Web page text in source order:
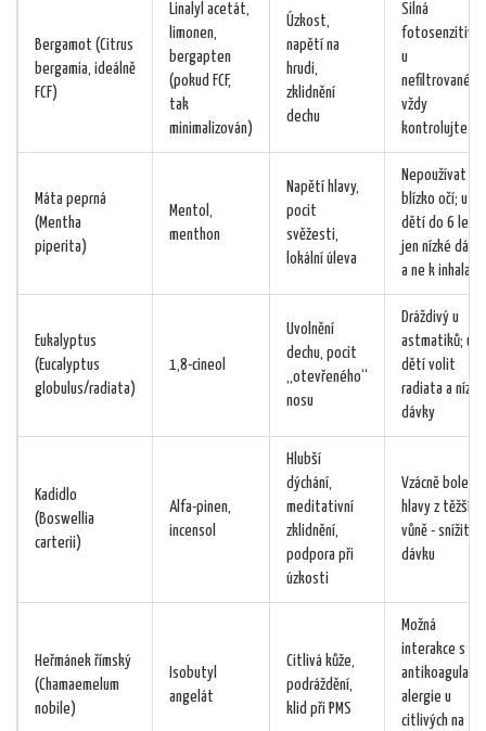
Bergamot (Citrus
bergamia, ideálně
FCF)
Linalyl acetát,
limonen,
bergapten
(pokud FCF,
tak
minimalizován)
Úzkost,
napětí na
hrudi,
zklidnění
dechu
Silná
u
vždy
kontrolujte
Máta peprná
(Mentha
piperita)
Mentol,
menthon
Napětí hlavy,
pocit
svěžesti,
lokální úleva
Nepoužívat
blízko očí; u
dětí do 6 let
jen nízké
a ne k inhalaci
Eukalyptus
(Eucalyptus
globulus/radiata)
1,8-cineol
Uvolnění
dechu, pocit
„otevřeného“
nosu
Dráždivý u
astmatiků; u
dětí volit
radiata a nízké
dávky
Kadidlo
(Boswellia
carterii)
Alfa-pinen,
incensol
Hlubší
dýchání,
meditativní
zklidnění,
podpora při
úzkosti
Vzácně bolest
hlavy z těžší
vůně - snížit
dávku
Heřmánek římský
(Chamaemelum
nobile)
Isobutyl
angelát
Citlivá kůže,
podráždění,
klid při PMS
Možná
interakce s
alergie u
citlivých na